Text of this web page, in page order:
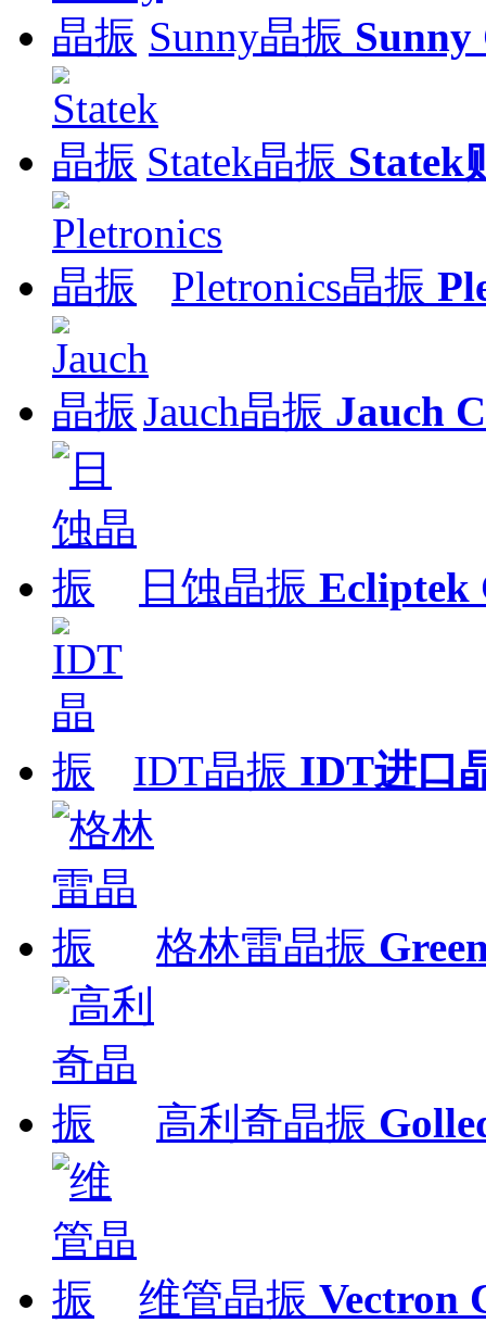
Sunny晶振
Statek晶振 Statek
Pletronics晶振
Jauch晶振 Jauch
日蚀晶振 Ecliptek
IDT晶振 IDT进口
格林雷晶振
高利奇晶振
维管晶振 Vectron